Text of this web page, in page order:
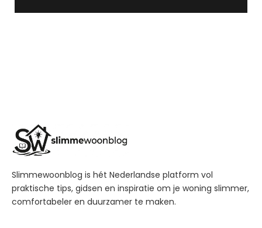
Slimmewoonblog is hét Nederlandse platform vol
praktische tips, gidsen en inspiratie om je woning slimmer,
comfortabeler en duurzamer te maken.